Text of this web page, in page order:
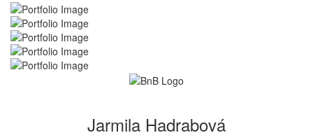
Jarmila Hadrabová